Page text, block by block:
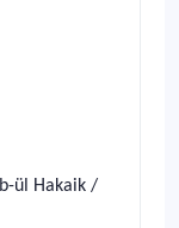
ül Hakaik /